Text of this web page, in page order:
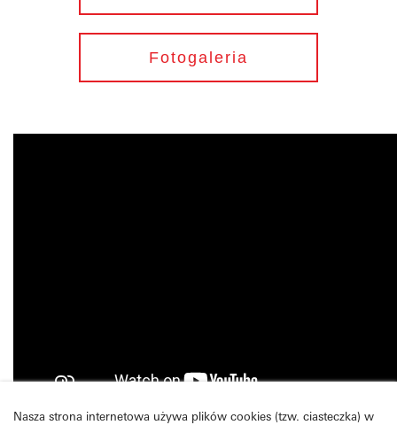
Nasza strona internetowa używa plików cookies (tzw. ciasteczka) w
Fotogaleria